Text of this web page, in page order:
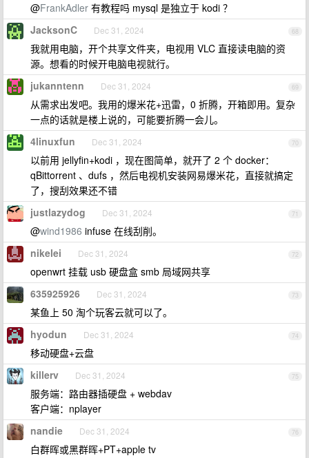
@FrankAdler 有教程吗 mysql 是独立于 kodi ？
68
JacksonC Dec 31, 2024
我就用电脑，开个共享文件夹，电视用 VLC 直接读电脑的资
源。想看的时候开电脑电视就行。
69
jukanntenn Dec 31, 2024
从需求出发吧。我用的爆米花+迅雷，0 折腾，开箱即用。复杂
一点的话就是楼上说的，可能要折腾一会儿。
70
4linuxfun Dec 31, 2024
以前用 jellyfin+kodi ，现在图简单，就开了 2 个 docker：
qBittorrent 、dufs ，然后电视机安装网易爆米花，直接就搞定
了，搜刮效果还不错
71
justlazydog Dec 31, 2024
@wind1986 infuse 在线刮削。
72
nikelei Dec 31, 2024
openwrt 挂载 usb 硬盘盒 smb 局域网共享
73
635925926 Dec 31, 2024
某鱼上 50 淘个玩客云就可以了。
74
hyodun Dec 31, 2024
移动硬盘+云盘
75
killerv Dec 31, 2024
服务端：路由器插硬盘 + webdav
客户端：nplayer
76
nandie Dec 31, 2024
白群晖或黑群晖+PT+apple tv